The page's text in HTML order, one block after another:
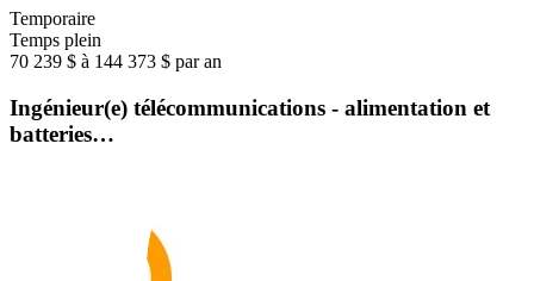
Temporaire
Temps plein
70 239 $ à 144 373 $ par an
Ingénieur(e) télécommunications - alimentation et
batteries…